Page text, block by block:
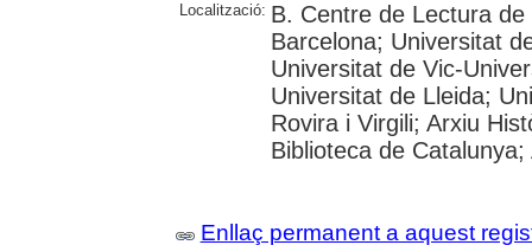
Localització: B. Centre de Lectura
Barcelona; Universitat
Universitat de Vic-
Universitat de Lleida;
Rovira i Virgili; Arxiu
Biblioteca de
Enllaç permanent a aquest